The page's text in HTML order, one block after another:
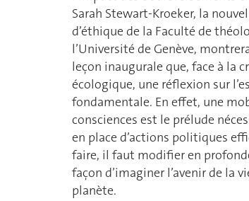
Sarah Stewart-Kroeker, la
d’éthique de la Faculté de
l’Université de Genève,
leçon inaugurale que, face à la
écologique, une réflexion sur
fondamentale. En effet, une
consciences est le prélude
en place d’actions politiques
faire, il faut modifier en
façon d’imaginer l’avenir de la
planète.